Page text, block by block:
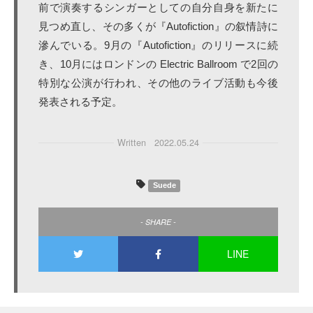
前で演奏するシンガーとしての自分自身を新たに
見つめ直し、その多くが『Autofiction』の叙情詩に
滲んでいる。9月の『Autofiction』のリリースに続
き、10月にはロンドンの Electric Ballroom で2回の
特別な公演が行われ、その他のライブ活動も今後
発表される予定。
Written 2022.05.24
Suede
- SHARE -
LINE